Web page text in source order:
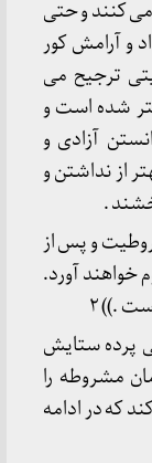
کنند و حتی
و آرامش کور
ترجیح می
شده است و
آزادی و
از نداشتن و
.
و پس از
خواهند آورد.
پرده ستایش
مشروطه را
که در ادامه